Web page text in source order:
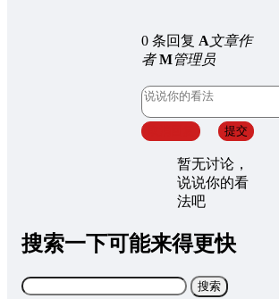
0 条回复 A文章作
者 M管理员
提交
暂无讨论，
说说你的看
法吧
搜索一下可能来得更快
搜